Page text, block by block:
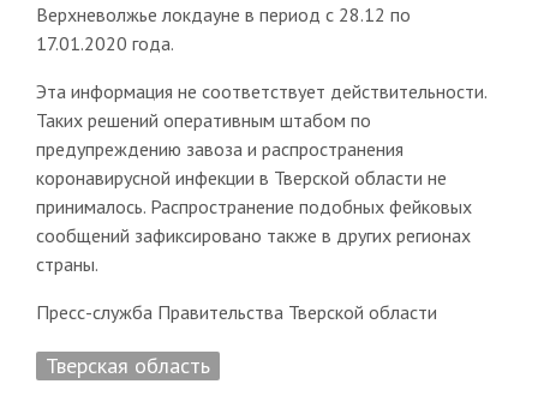
Верхневолжье локдауне в период с 28.12 по
17.01.2020 года.
Эта информация не соответствует действительности.
Таких решений оперативным штабом по
предупреждению завоза и распространения
коронавирусной инфекции в Тверской области не
принималось. Распространение подобных фейковых
сообщений зафиксировано также в других регионах
страны.
Пресс-служба Правительства Тверской области
Тверская область